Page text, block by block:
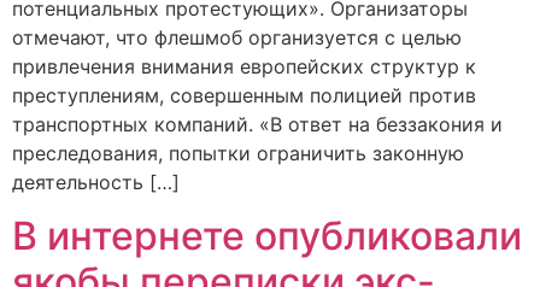
потенциальных протестующих». Организаторы
отмечают, что флешмоб организуется с целью
привлечения внимания европейских структур к
преступлениям, совершенным полицией против
транспортных компаний. «В ответ на беззакония и
преследования, попытки ограничить законную
деятельность […]
В интернете опубликовали